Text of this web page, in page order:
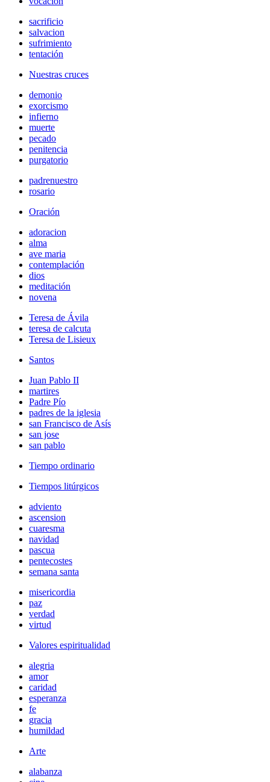
sacrificio
salvacion
sufrimiento
tentación
Nuestras cruces
demonio
exorcismo
infierno
muerte
pecado
penitencia
purgatorio
padrenuestro
rosario
Oración
adoracion
alma
ave maria
contemplación
dios
meditación
novena
Teresa de Ávila
teresa de calcuta
Teresa de Lisieux
Santos
Juan Pablo II
martires
Padre Pío
padres de la iglesia
san Francisco de Asís
san jose
san pablo
Tiempo ordinario
Tiempos litúrgicos
adviento
ascension
cuaresma
navidad
pascua
pentecostes
semana santa
misericordia
paz
verdad
virtud
Valores espiritualidad
alegria
amor
caridad
esperanza
fe
gracia
humildad
Arte
alabanza